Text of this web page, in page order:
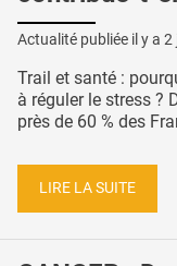
Actualité publiée il y a 2
Trail et santé :
à réguler le stress ?
près de 60 % des
LIRE LA SUITE